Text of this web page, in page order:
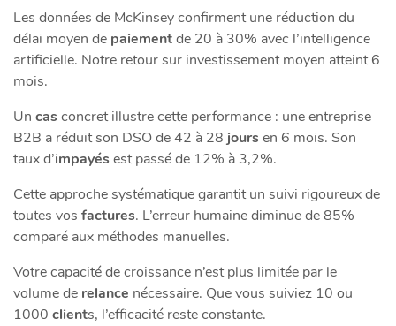
Les données de McKinsey confirment une réduction du
délai moyen de paiementde 20 à 30% avec l’intelligence
artificielle. Notre retour sur investissement moyen atteint 6
mois.
Un casconcret illustre cette performance : une entreprise
B2B a réduit son DSO de 42 à 28 joursen 6 mois. Son
taux d’impayésest passé de 12% à 3,2%.
Cette approche systématique garantit un suivi rigoureux de
toutes vos factures. L’erreur humaine diminue de 85%
comparé aux méthodes manuelles.
Votre capacité de croissance n’est plus limitée par le
volume de relance nécessaire. Que vous suiviez 10 ou
1000 clients, l’efficacité reste constante.